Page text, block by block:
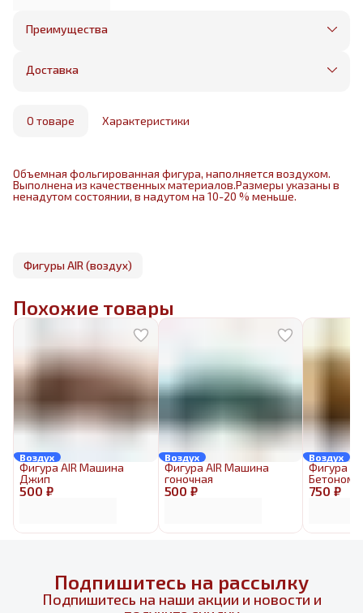
Преимущества
Оплата частями в Сплит
Бесплатная доставка в пределах КАД
маркетплейса
Доставка
О товаре Характеристики
Объемная фольгированная фигура, наполняется воздухом.
Выполнена из качественных материалов.Размеры указаны в
ненадутом состоянии, в надутом на 10-20 % меньше.
Фигуры AIR (воздух)
Похожие товары
Воздух
500 ₽
Фигура AIR Машина
Джип
Воздух
500 ₽
Фигура AIR Машина
гоночная
Воздух
750 ₽
Фигура
Подпишитесь на рассылку
Подпишитесь на наши акции и новости и